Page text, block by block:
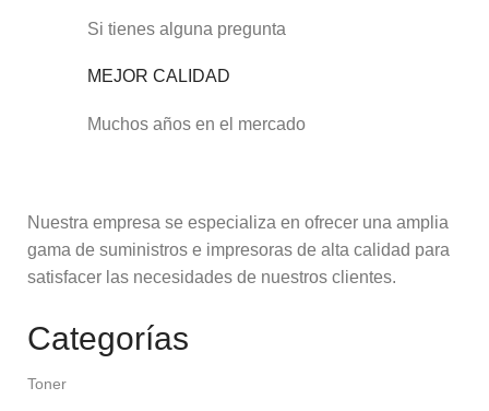
Si tienes alguna pregunta
MEJOR CALIDAD
Muchos años en el mercado
Nuestra empresa se especializa en ofrecer una amplia
gama de suministros e impresoras de alta calidad para
satisfacer las necesidades de nuestros clientes.
Categorías
Toner